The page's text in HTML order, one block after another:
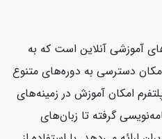
آموزشی آنلاین است که به
دسترسی به دوره‌های متنوع
امکان آموزش در زمینه‌های
گرفته تا زبان‌های